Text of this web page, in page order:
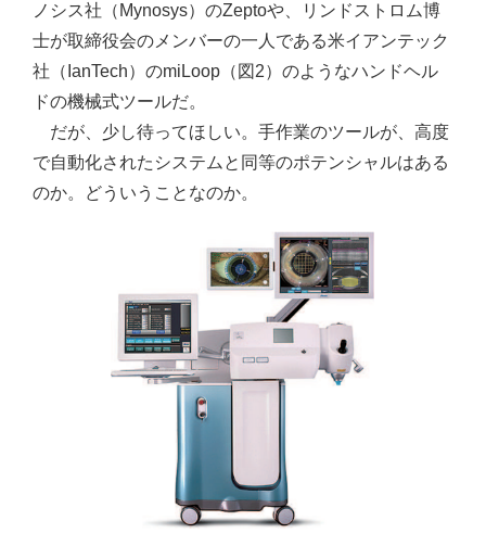
ノシス社（Mynosys）のZeptoや、リンドストロム博
士が取締役会のメンバーの一人である米イアンテック
社（IanTech）のmiLoop（図2）のようなハンドヘル
ドの機械式ツールだ。
だが、少し待ってほしい。手作業のツールが、高度
で自動化されたシステムと同等のポテンシャルはある
のか。どういうことなのか。